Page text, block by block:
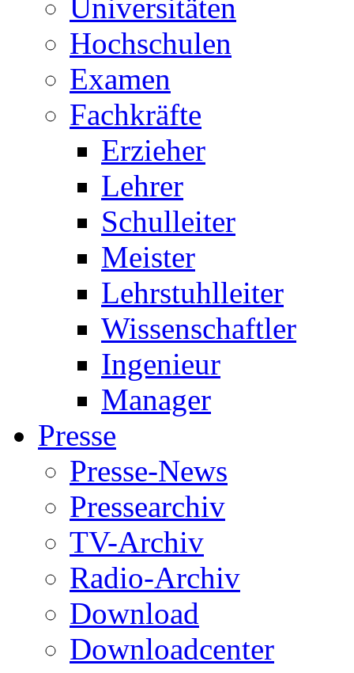
Universitäten
Hochschulen
Examen
Fachkräfte
Erzieher
Lehrer
Schulleiter
Meister
Lehrstuhlleiter
Wissenschaftler
Ingenieur
Manager
Presse
Presse-News
Pressearchiv
TV-Archiv
Radio-Archiv
Download
Downloadcenter